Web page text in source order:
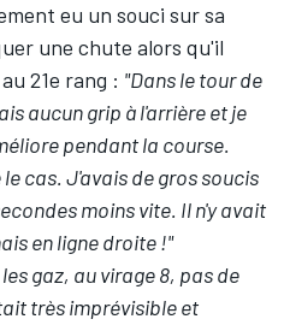
eu un souci sur sa
une chute alors qu'il
21e rang : "Dans le tour de
aucun grip à l'arrière et je
pendant la course.
cas. J'avais de gros soucis
moins vite. Il n'y avait
en ligne droite !"
gaz, au virage 8, pas de
très imprévisible et